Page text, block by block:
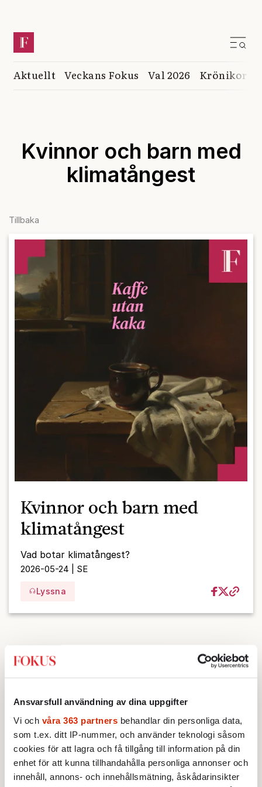
Ansvarsfull användning av dina uppgifter
Vi och våra 363 partners behandlar din personliga data,
som t.ex. ditt IP-nummer, och använder teknologi såsom
cookies för att lagra och få tillgång till information på din
enhet för att kunna tillhandahålla personliga annonser och
innehåll, annons- och innehållsmätning, åskådarinsikter
Aktuellt Veckans Fokus Val 2026 Krönikor
Kvinnor och barn med
klimatångest
Tillbaka
Kvinnor och barn med
klimatångest
Vad botar klimatångest?
2026-05-24 | SE
Lyssna